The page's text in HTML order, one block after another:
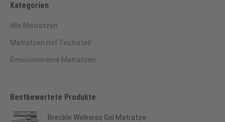
Kategorien
Alle Matratzen
Matratzen mit Testurteil
Emissionsreine Matratzen
Bestbewertete Produkte
Breckle Wellness Gel Matratze